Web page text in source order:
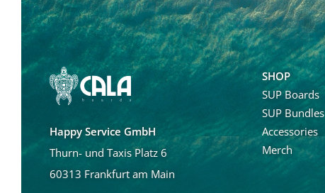
Happy Service GmbH
Thurn- und Taxis Platz 6
60313 Frankfurt am Main
SHOP
SUP Boards
SUP Bundles
Accessories
Merch